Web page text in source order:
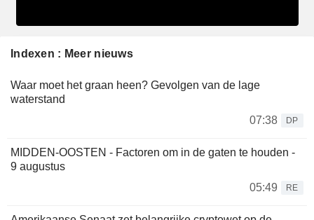
Indexen : Meer nieuws
Waar moet het graan heen? Gevolgen van de lage
waterstand
07:38
DP
MIDDEN-OOSTEN - Factoren om in de gaten te houden -
9 augustus
05:49
RE